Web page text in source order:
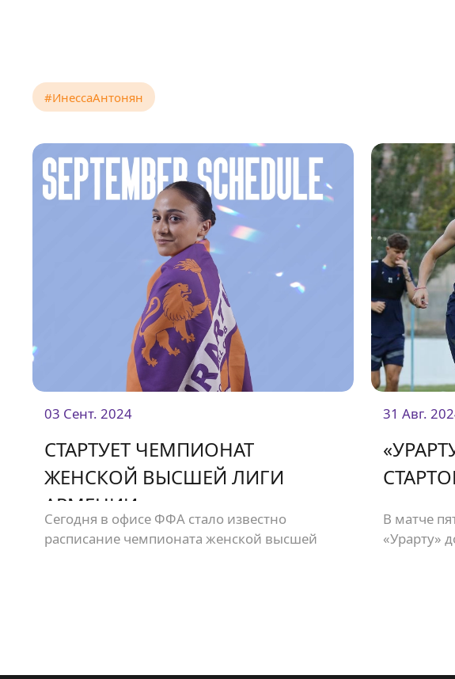
#ИнессаАнтонян
03 Сент. 2024
СТАРТУЕТ ЧЕМПИОНАТ
ЖЕНСКОЙ ВЫСШЕЙ ЛИГИ
АРМЕНИИ
Сегодня в офисе ФФА стало известно
расписание чемпионата женской высшей
31 Авг.
В матче
«Урарту»